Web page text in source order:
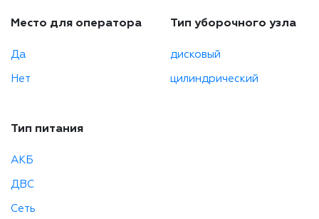
Место для оператора
Да
Нет
Тип уборочного узла
дисковый
цилиндрический
Тип питания
АКБ
ДВС
Сеть